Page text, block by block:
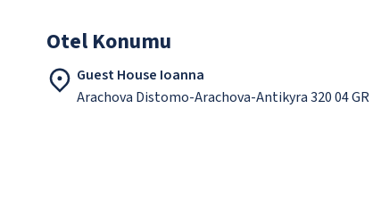
Otel Konumu
Guest House Ioanna
Arachova Distomo-Arachova-Antikyra 320 04 GR